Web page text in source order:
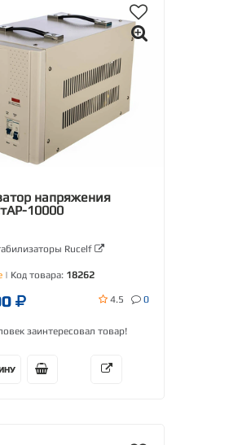
напряжения
10000
Rucelf
| Код товара: 18262
4.5 0
заинтересовал товар!